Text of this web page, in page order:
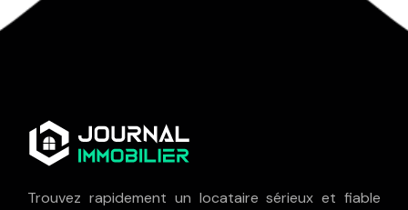
Trouvez rapidement un locataire sérieux et fiable